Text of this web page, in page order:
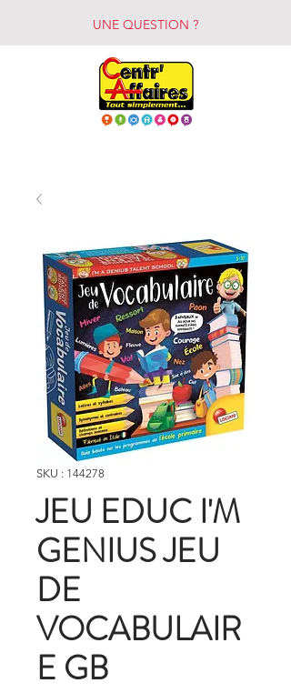
UNE QUESTION ?
SKU : 144278
JEU EDUC I'M
GENIUS JEU
DE
VOCABULAIR
E GB